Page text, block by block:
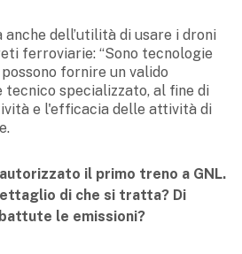
dell’utilità di usare i droni
ferroviarie: “Sono tecnologie
fornire un valido
specializzato, al fine di
e l'efficacia delle attività di
il primo treno a GNL.
di che si tratta? Di
le emissioni?